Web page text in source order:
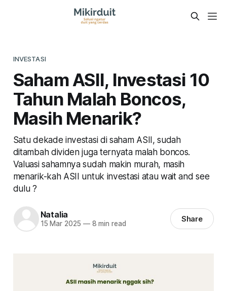
INVESTASI
Saham ASII, Investasi 10
Tahun Malah Boncos,
Masih Menarik?
Satu dekade investasi di saham ASII, sudah
ditambah dividen juga ternyata malah boncos.
Valuasi sahamnya sudah makin murah, masih
menarik-kah ASII untuk investasi atau wait and see
dulu ?
Natalia
15 Mar 2025 —8 min read Share